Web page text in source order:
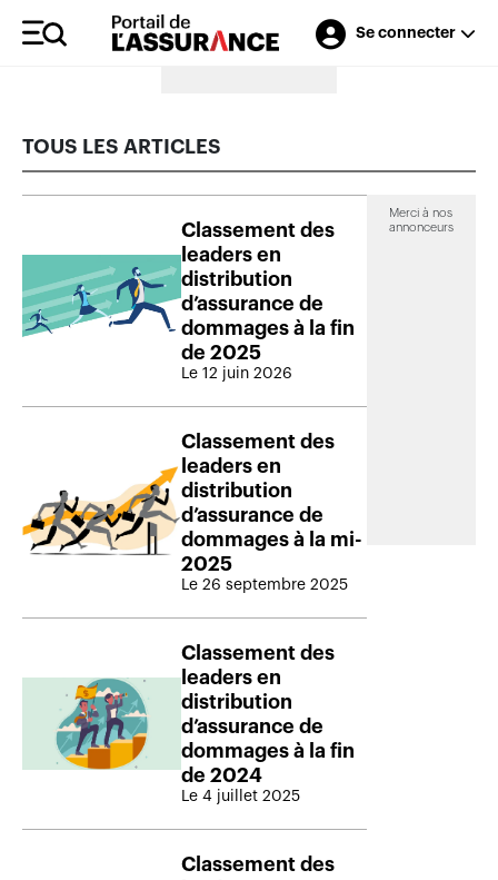
Se connecter
Merci à nos annonceurs
TOUS LES ARTICLES
Classement des
leaders en
distribution
d’assurance de
dommages à la fin
de 2025
Le 12 juin 2026
Classement des
leaders en
distribution
d’assurance de
dommages à la mi-
2025
Le 26 septembre 2025
Classement des
leaders en
distribution
d’assurance de
dommages à la fin
de 2024
Le 4 juillet 2025
Classement des
Merci à nos
annonceurs